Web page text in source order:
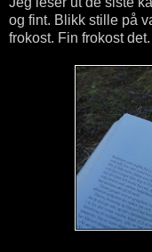
og fint. Blikk stille på
frokost. Fin frokost det.